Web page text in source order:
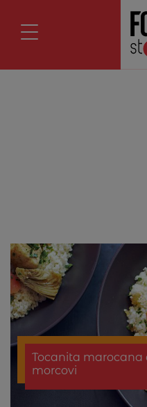
Tocanita marocana
morcovi